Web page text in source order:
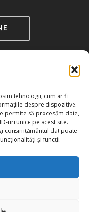
tehnologii, cum ar fi
despre dispozitive.
permite să procesăm date,
uri unice pe acest site.
consimțământul dat poate
și funcții.
în MO nr.